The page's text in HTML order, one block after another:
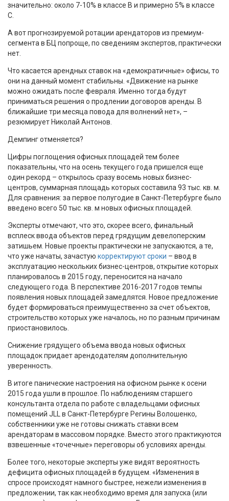
значительно: около 7-10% в классе В и примерно 5% в классе
С.
А вот прогнозируемой ротации арендаторов из премиум-
сегмента в БЦ попроще, по сведениям экспертов, практически
нет.
Что касается арендных ставок на «демократичные» офисы, то
они на данный момент стабильны. «Движение на рынке
можно ожидать после февраля. Именно тогда будут
приниматься решения о продлении договоров аренды. В
ближайшие три месяца повода для волнений нет», –
резюмирует Николай Антонов.
Демпинг отменяется?
Цифры поглощения офисных площадей тем более
показательны, что на осень текущего года пришелся еще
один рекорд – открылось сразу восемь новых бизнес-
центров, суммарная площадь которых составила 93 тыс. кв. м.
Для сравнения: за первое полугодие в Санкт-Петербурге было
введено всего 50 тыс. кв. м новых офисных площадей.
Эксперты отмечают, что это, скорее всего, финальный
всплеск ввода объектов перед грядущим девелоперским
затишьем. Новые проекты практически не запускаются, а те,
что уже начаты, зачастую корректируют сроки – ввод в
эксплуатацию нескольких бизнес-центров, открытие которых
планировалось в 2015 году, переносится на начало
следующего года. В перспективе 2016-2017 годов темпы
появления новых площадей замедлятся. Новое предложение
будет формироваться преимущественно за счет объектов,
строительство которых уже началось, но по разным причинам
приостановилось.
Снижение грядущего объема ввода новых офисных
площадок придает арендодателям дополнительную
уверенность.
В итоге панические настроения на офисном рынке к осени
2015 года ушли в прошлое. По наблюдениям старшего
консультанта отдела по работе с владельцами офисных
помещений JLL в Санкт-Петербурге Регины Волошенко,
собственники уже не готовы снижать ставки всем
арендаторам в массовом порядке. Вместо этого практикуются
взвешенные «точечные» переговоры об условиях аренды.
Более того, некоторые эксперты уже видят вероятность
дефицита офисных площадей в будущем. «Изменения в
спросе происходят намного быстрее, нежели изменения в
предложении, так как необходимо время для запуска (или